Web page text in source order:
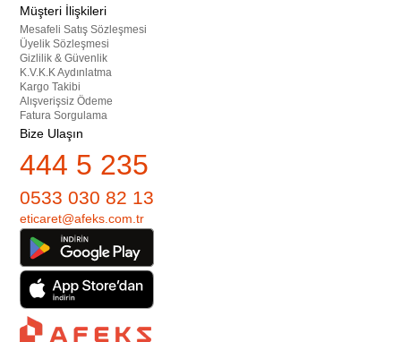
Müşteri İlişkileri
Mesafeli Satış Sözleşmesi
Üyelik Sözleşmesi
Gizlilik & Güvenlik
K.V.K.K Aydınlatma
Kargo Takibi
Alışverişsiz Ödeme
Fatura Sorgulama
Bize Ulaşın
444 5 235
0533 030 82 13
eticaret@afeks.com.tr